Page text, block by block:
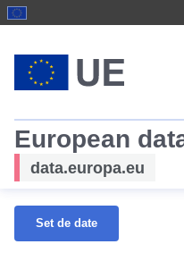
European
data.europa.eu
Set de date